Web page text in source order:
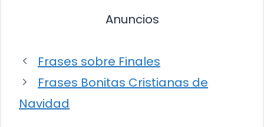
Anuncios
Frases sobre Finales
Frases Bonitas Cristianas de
Navidad